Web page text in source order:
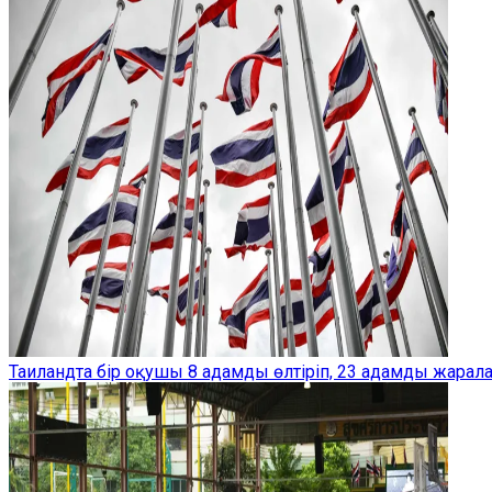
Таиландта бір оқушы 8 адамды өлтіріп, 23 адамды